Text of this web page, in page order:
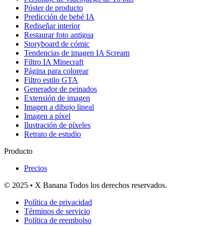
Póster de producto
Predicción de bebé IA
Rediseñar interior
Restaurar foto antigua
Storyboard de cómic
Tendencias de imagen IA Scream
Filtro IA Minecraft
Página para colorear
Filtro estilo GTA
Generador de peinados
Extensión de imagen
Imagen a dibujo lineal
Imagen a píxel
Ilustración de píxeles
Retrato de estudio
Producto
Precios
© 2025 • X Banana Todos los derechos reservados.
Política de privacidad
Términos de servicio
Política de reembolso